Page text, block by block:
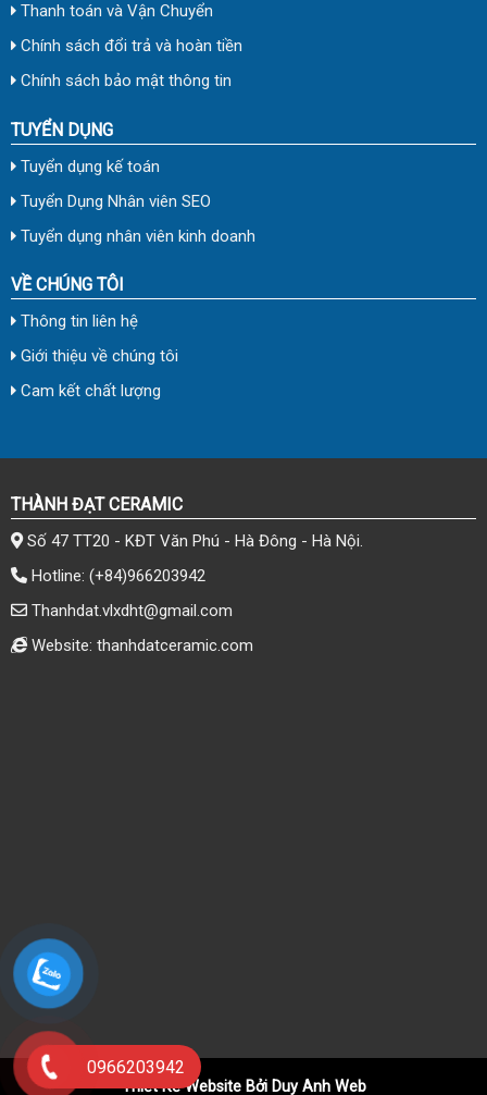
Thanh toán và Vận Chuyển
Chính sách đổi trả và hoàn tiền
Chính sách bảo mật thông tin
TUYỂN DỤNG
Tuyển dụng kế toán
Tuyển Dụng Nhân viên SEO
Tuyển dụng nhân viên kinh doanh
VỀ CHÚNG TÔI
Thông tin liên hệ
Giới thiệu về chúng tôi
Cam kết chất lượng
THÀNH ĐẠT CERAMIC
Số 47 TT20 - KĐT Văn Phú - Hà Đông - Hà Nội.
Hotline: (+84)966203942
Thanhdat.vlxdht@gmail.com
Website: thanhdatceramic.com
0966203942
Thiết Kế Website Bởi Duy Anh Web